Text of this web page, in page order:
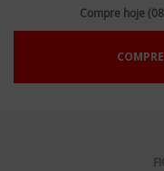
Compre hoje